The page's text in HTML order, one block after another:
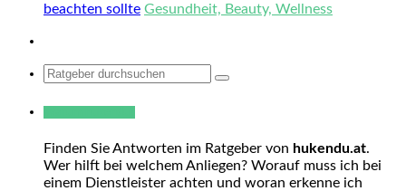
beachten sollte Gesundheit, Beauty, Wellness
Search
for:
Finden Sie Antworten im Ratgeber von hukendu.at.
Wer hilft bei welchem Anliegen? Worauf muss ich bei
einem Dienstleister achten und woran erkenne ich